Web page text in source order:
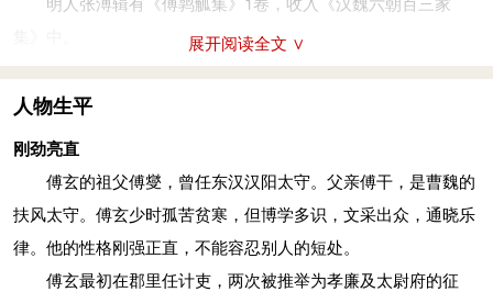
展开阅读全文 ∨
人物生平
刚劲亮直
傅玄的祖父傅燮，曾任东汉汉阳太守。父亲傅干，是曹魏的
扶风太守。傅玄少时孤苦贫寒，但博学多识，文采出众，通晓乐
律。他的性格刚强正直，不能容忍别人的短处。
傅玄最初在郡里任计吏，两次被推举为孝廉及太尉府的征